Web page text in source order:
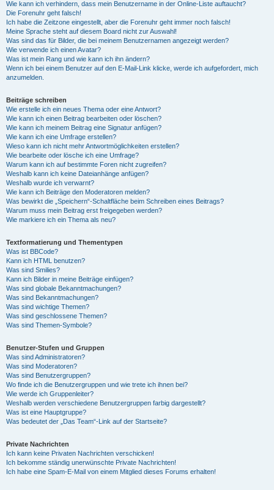
Wie kann ich verhindern, dass mein Benutzername in der Online-Liste auftaucht?
Die Forenuhr geht falsch!
Ich habe die Zeitzone eingestellt, aber die Forenuhr geht immer noch falsch!
Meine Sprache steht auf diesem Board nicht zur Auswahl!
Was sind das für Bilder, die bei meinem Benutzernamen angezeigt werden?
Wie verwende ich einen Avatar?
Was ist mein Rang und wie kann ich ihn ändern?
Wenn ich bei einem Benutzer auf den E-Mail-Link klicke, werde ich aufgefordert, mich
anzumelden.
Beiträge schreiben
Wie erstelle ich ein neues Thema oder eine Antwort?
Wie kann ich einen Beitrag bearbeiten oder löschen?
Wie kann ich meinem Beitrag eine Signatur anfügen?
Wie kann ich eine Umfrage erstellen?
Wieso kann ich nicht mehr Antwortmöglichkeiten erstellen?
Wie bearbeite oder lösche ich eine Umfrage?
Warum kann ich auf bestimmte Foren nicht zugreifen?
Weshalb kann ich keine Dateianhänge anfügen?
Weshalb wurde ich verwarnt?
Wie kann ich Beiträge den Moderatoren melden?
Was bewirkt die „Speichern“-Schaltfläche beim Schreiben eines Beitrags?
Warum muss mein Beitrag erst freigegeben werden?
Wie markiere ich ein Thema als neu?
Textformatierung und Thementypen
Was ist BBCode?
Kann ich HTML benutzen?
Was sind Smilies?
Kann ich Bilder in meine Beiträge einfügen?
Was sind globale Bekanntmachungen?
Was sind Bekanntmachungen?
Was sind wichtige Themen?
Was sind geschlossene Themen?
Was sind Themen-Symbole?
Benutzer-Stufen und Gruppen
Was sind Administratoren?
Was sind Moderatoren?
Was sind Benutzergruppen?
Wo finde ich die Benutzergruppen und wie trete ich ihnen bei?
Wie werde ich Gruppenleiter?
Weshalb werden verschiedene Benutzergruppen farbig dargestellt?
Was ist eine Hauptgruppe?
Was bedeutet der „Das Team“-Link auf der Startseite?
Private Nachrichten
Ich kann keine Privaten Nachrichten verschicken!
Ich bekomme ständig unerwünschte Private Nachrichten!
Ich habe eine Spam-E-Mail von einem Mitglied dieses Forums erhalten!